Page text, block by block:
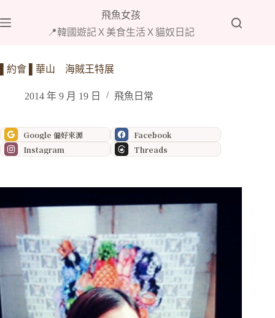
至
內
飛魚女孩
📍韓國遊記Ｘ美食生活Ｘ貓奴日記
▌約會 ▌華山 海賊王特展
2014 年 9 月 19 日 飛魚日常
Google 偏好來源
Facebook
Instagram
Threads